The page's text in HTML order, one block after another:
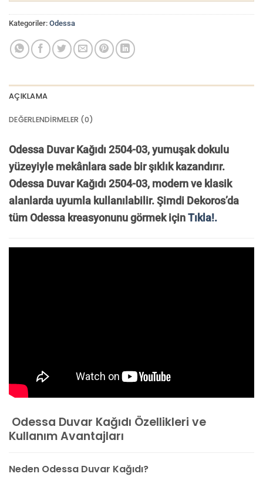
Kategoriler: Odessa
AÇIKLAMA
DEĞERLENDIRMELER (0)
Odessa Duvar Kağıdı 2504-03, yumuşak dokulu
yüzeyiyle mekânlara sade bir şıklık kazandırır.
Odessa Duvar Kağıdı 2504-03, modern ve klasik
alanlarda uyumla kullanılabilir. Şimdi Dekoros’da
tüm Odessa kreasyonunu görmek içinTıkla!.
Odessa Duvar Kağıdı Özellikleri ve
Kullanım Avantajları
Neden Odessa Duvar Kağıdı?